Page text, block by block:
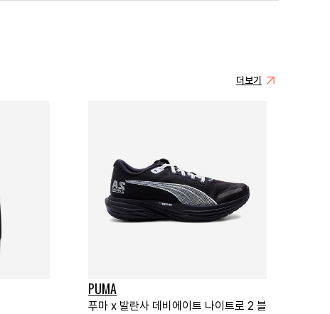
더보기
PUMA
푸마 x 발란사 데비에이트 나이트로 2 블